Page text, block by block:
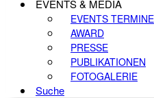
EVENTS & MEDIA
EVENTS TERMINE
AWARD
PRESSE
PUBLIKATIONEN
FOTOGALERIE
Suche